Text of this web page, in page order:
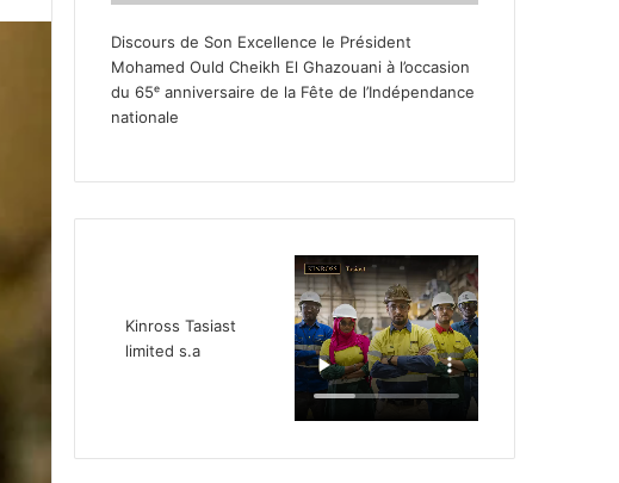
Discours de Son Excellence le Président
Mohamed Ould Cheikh El Ghazouani à l’occasion
du 65ᵉ anniversaire de la Fête de l’Indépendance
nationale
Kinross Tasiast
limited s.a